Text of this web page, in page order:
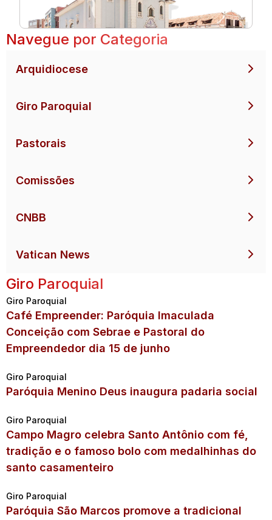
Navegue por Categoria
Arquidiocese
Giro Paroquial
Pastorais
Comissões
CNBB
Vatican News
Giro Paroquial
Giro Paroquial
Café Empreender: Paróquia Imaculada
Conceição com Sebrae e Pastoral do
Empreendedor dia 15 de junho
Giro Paroquial
Paróquia Menino Deus inaugura padaria social
Giro Paroquial
Campo Magro celebra Santo Antônio com fé,
tradição e o famoso bolo com medalhinhas do
santo casamenteiro
Giro Paroquial
Paróquia São Marcos promove a tradicional